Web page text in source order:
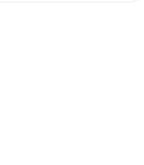
リンク作成も担当していた
接客をするのが好き、笑顔
も先輩スタッフが親身に指
の方も続けやすい職場で
リンク作成も担当していた
接客をするのが好き、笑顔
も先輩スタッフが親身に指
の方も続けやすい職場で
リンク作成も担当していた
接客をするのが好き、笑顔
も先輩スタッフが親身に指
の方も続けやすい職場で